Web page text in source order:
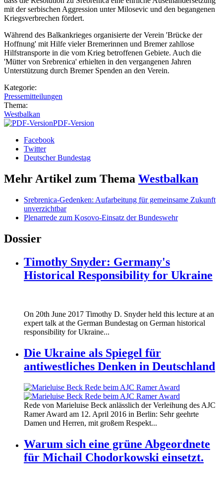
mit der serbischen Aggression unter Milosevic und den begangenen
Kriegsverbrechen fördert.
Während des Balkankrieges organisierte der Verein 'Brücke der
Hoffnung' mit Hilfe vieler Bremerinnen und Bremer zahllose
Hilfstransporte in die vom Krieg betroffenen Gebiete. Auch die
'Mütter von Srebrenica' erhielten in den vergangenen Jahren
Unterstützung durch Bremer Spenden an den Verein.
Kategorie:
Pressemitteilungen
Thema:
Westbalkan
PDF-Version
Facebook
Twitter
Deutscher Bundestag
Mehr Artikel zum Thema Westbalkan
Srebrenica-Gedenken: Aufarbeitung für gemeinsame Zukunft
unverzichtbar
Plenarrede zum Kosovo-Einsatz der Bundeswehr
Dossier
Timothy Snyder: Germany's
Historical Responsibility for Ukraine
On 20th June 2017 Timothy D. Snyder held this lecture at an
expert talk at the German Bundestag on German historical
responsibility for Ukraine...
Die Ukraine als Spiegel für
antiwestliches Denken in Deutschland
160412_ramer_award.jpg
160412_ramer_award.jpg
Rede von Marieluise Beck anlässlich der Verleihung des AJC
Ramer Award am 12. April 2016 in Berlin: Sehr geehrte
Damen und Herren, mit großem Respekt...
Warum sich eine grüne Abgeordnete
für Michail Chodorkowski einsetzt.